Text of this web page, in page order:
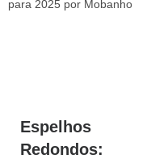
Espelhos
Redondos: